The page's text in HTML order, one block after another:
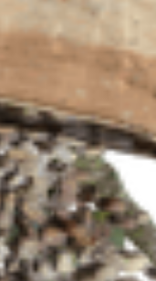
её для